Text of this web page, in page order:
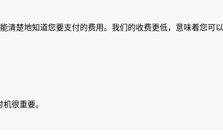
清楚地知道您要支付的费用。我们的收费更低，意味着您可以
很重要。